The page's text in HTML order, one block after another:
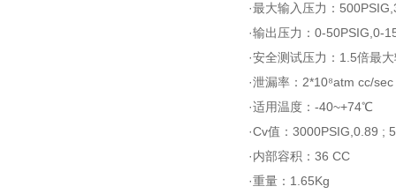
·最大输入压力：
·输出压力：0-50PSIG,0-
·安全测试压力：1.5倍最
·泄漏率：2*10⁸atm cc/sec
·适用温度：-40~+74℃
·Cv值：3000PSIG,0.89 ;
·内部容积：36 CC
·重量：1.65Kg